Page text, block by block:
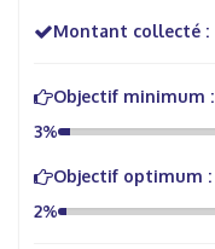
Montant collecté :
Objectif minimum :
3%
Objectif optimum :
2%